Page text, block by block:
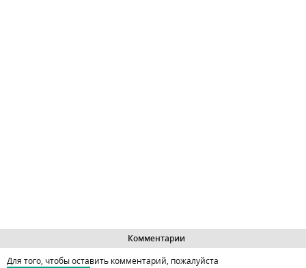
Комментарии
Для того, чтобы оставить комментарий, пожалуйста